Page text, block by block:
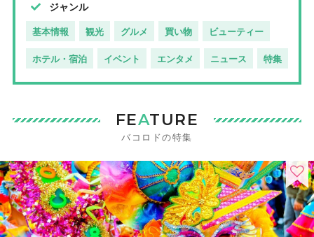
ジャンル
基本情報 観光 グルメ 買い物 ビューティー
ホテル・宿泊 イベント エンタメ ニュース 特集
FEATURE
バコロドの特集